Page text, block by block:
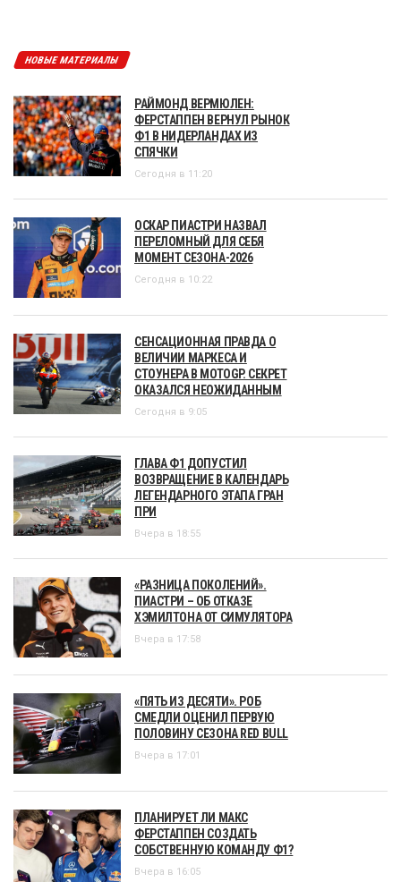
НОВЫЕ МАТЕРИАЛЫ
РАЙМОНД ВЕРМЮЛЕН:
ФЕРСТАППЕН ВЕРНУЛ РЫНОК
Ф1 В НИДЕРЛАНДАХ ИЗ
СПЯЧКИ
Сегодня в 11:20
ОСКАР ПИАСТРИ НАЗВАЛ
ПЕРЕЛОМНЫЙ ДЛЯ СЕБЯ
МОМЕНТ СЕЗОНА-2026
Сегодня в 10:22
СЕНСАЦИОННАЯ ПРАВДА О
ВЕЛИЧИИ МАРКЕСА И
СТОУНЕРА В MOTOGP. СЕКРЕТ
ОКАЗАЛСЯ НЕОЖИДАННЫМ
Сегодня в 9:05
ГЛАВА Ф1 ДОПУСТИЛ
ВОЗВРАЩЕНИЕ В КАЛЕНДАРЬ
ЛЕГЕНДАРНОГО ЭТАПА ГРАН
ПРИ
Вчера в 18:55
«РАЗНИЦА ПОКОЛЕНИЙ».
ПИАСТРИ – ОБ ОТКАЗЕ
ХЭМИЛТОНА ОТ СИМУЛЯТОРА
Вчера в 17:58
«ПЯТЬ ИЗ ДЕСЯТИ». РОБ
СМЕДЛИ ОЦЕНИЛ ПЕРВУЮ
ПОЛОВИНУ СЕЗОНА RED BULL
Вчера в 17:01
ПЛАНИРУЕТ ЛИ МАКС
ФЕРСТАППЕН СОЗДАТЬ
СОБСТВЕННУЮ КОМАНДУ Ф1?
Вчера в 16:05